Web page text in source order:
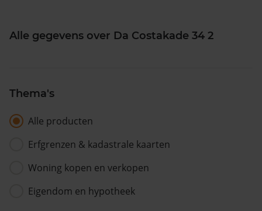
Alle gegevens over Da Costakade 34 2
Thema's
Alle producten
Erfgrenzen & kadastrale kaarten
Woning kopen en verkopen
Eigendom en hypotheek